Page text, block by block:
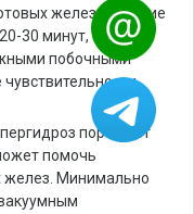
желез. Лечение
30 минут, с
побочными
поражает
помочь
желез. Минимально